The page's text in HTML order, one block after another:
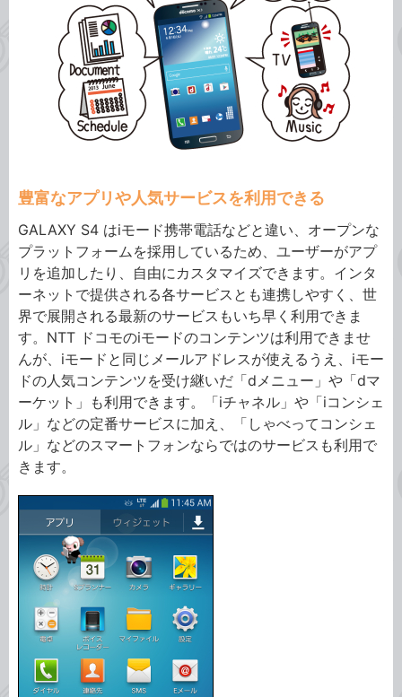
豊富なアプリや人気サービスを利用できる
GALAXY S4 はiモード携帯電話などと違い、オープンな
プラットフォームを採用しているため、ユーザーがアプ
リを追加したり、自由にカスタマイズできます。インタ
ーネットで提供される各サービスとも連携しやすく、世
界で展開される最新のサービスもいち早く利用できま
す。NTT ドコモのiモードのコンテンツは利用できませ
んが、iモードと同じメールアドレスが使えるうえ、iモー
ドの人気コンテンツを受け継いだ「dメニュー」や「dマ
ーケット」も利用できます。「iチャネル」や「iコンシェ
ル」などの定番サービスに加え、「しゃべってコンシェ
ル」などのスマートフォンならではのサービスも利用で
きます。